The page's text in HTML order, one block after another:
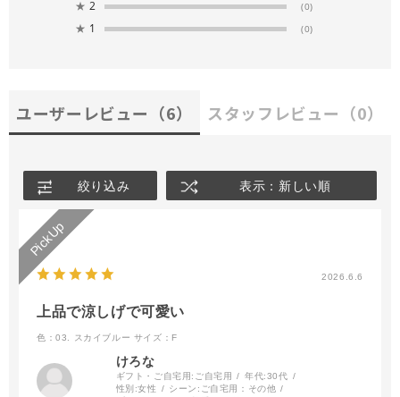
★ 2 (0)
★ 1 (0)
ユーザーレビュー （6） スタッフレビュー （0）
絞り込み 表示：新しい順
2026.6.6
上品で涼しげで可愛い
色：03. スカイブルー サイズ：F
けろな
ギフト・ご自宅用: ご自宅用 年代:30代
性別:女性 シーン: ご自宅用：その他